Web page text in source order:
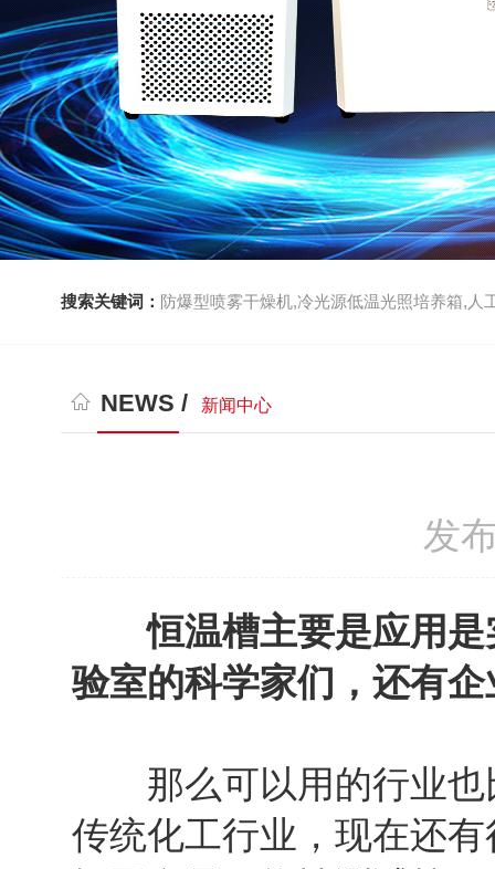
搜索关键词： 防爆型喷雾干燥机,冷光源低温光照培养箱,人
NEWS / 新闻中心
发
恒温槽主要是应用
验室的科学家们，还有
那么可以用的行业也
传统化工行业，现在还